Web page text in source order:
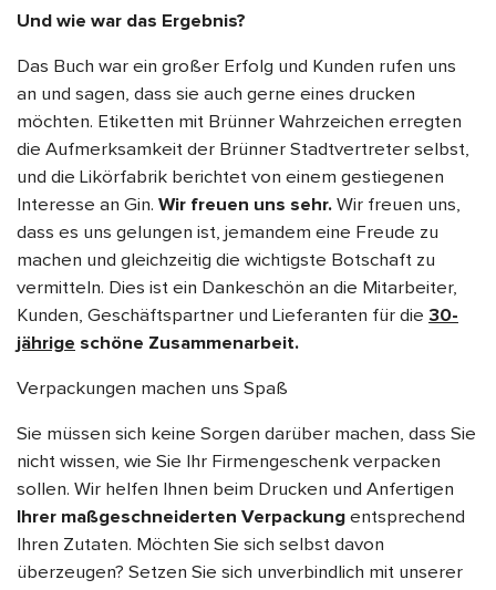
Und wie war das Ergebnis?
Das Buch war ein großer Erfolg und Kunden rufen uns
an und sagen, dass sie auch gerne eines drucken
möchten. Etiketten mit Brünner Wahrzeichen erregten
die Aufmerksamkeit der Brünner Stadtvertreter selbst,
und die Likörfabrik berichtet von einem gestiegenen
Interesse an Gin. Wir freuen uns sehr. Wir freuen uns,
dass es uns gelungen ist, jemandem eine Freude zu
machen und gleichzeitig die wichtigste Botschaft zu
vermitteln. Dies ist ein Dankeschön an die Mitarbeiter,
Kunden, Geschäftspartner und Lieferanten für die 30-
jährige schöne Zusammenarbeit.
Verpackungen machen uns Spaß
Sie müssen sich keine Sorgen darüber machen, dass Sie
nicht wissen, wie Sie Ihr Firmengeschenk verpacken
sollen. Wir helfen Ihnen beim Drucken und Anfertigen
Ihrer maßgeschneiderten Verpackung entsprechend
Ihren Zutaten. Möchten Sie sich selbst davon
überzeugen? Setzen Sie sich unverbindlich mit unserer